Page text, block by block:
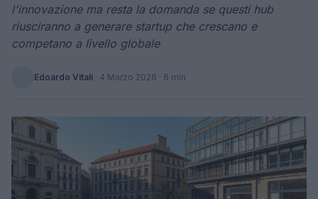
l'innovazione ma resta la domanda se questi hub
riusciranno a generare startup che crescano e
competano a livello globale
Edoardo Vitali · 4 Marzo 2026 · 6 min